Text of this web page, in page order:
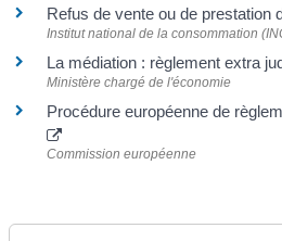
Refus de vente ou de
Institut national de la consommation
La médiation : règlement extra
Ministère chargé de l'économie
Procédure européenne de
Commission européenne